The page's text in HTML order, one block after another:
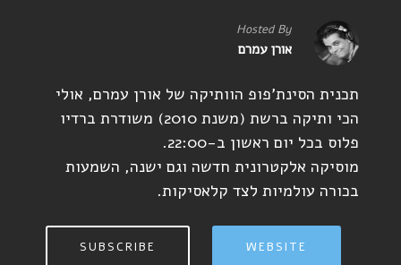
Hosted By
אורן עמרם
תכנית הסינת'פופ הוותיקה של אורן עמרם, אולי
הכי ותיקה ברשת (משנת 2010) משודרת ברדיו
פלוס בכל יום ראשון ב-22:00.
מוסיקה אלקטרונית חדשה וגם ישנה, השמעות
בכורה עולמיות לצד קלאסיקות.
WEBSITE
SUBSCRIBE